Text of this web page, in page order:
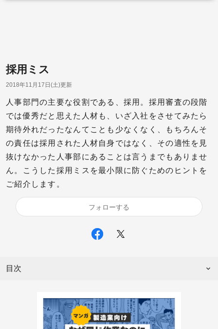
採用ミス
2018年11月17日(土)更新
人事部門の主要な役割である、採用。採用審査の段階
では優秀だと思えた人材も、いざ入社をさせてみたら
期待外れだったなんてことも少なくなく、もちろんそ
の責任は採用された人材自身ではなく、その適性を見
抜けなかった人事部にあることは言うまでもありませ
ん。こうした採用ミスを最小限に防ぐためのヒントを
ご紹介します。
フォローする
目次